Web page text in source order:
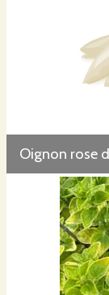
Oignon rose